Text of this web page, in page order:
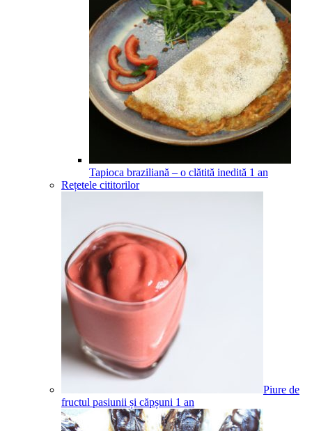
Tapioca braziliană – o clătită inedită 1 an
Rețetele cititorilor
Piure de
fructul pasiunii și căpșuni 1 an